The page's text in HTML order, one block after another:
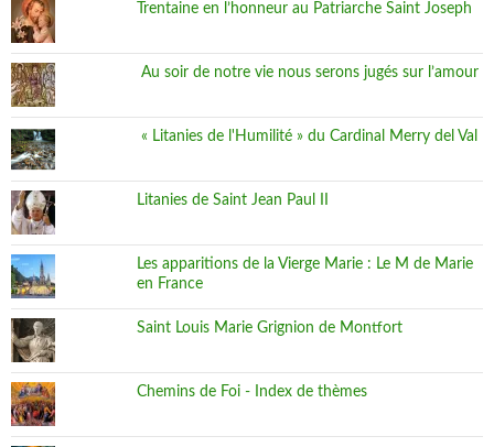
Trentaine en l’honneur au Patriarche Saint Joseph
Au soir de notre vie nous serons jugés sur l’amour
« Litanies de l'Humilité » du Cardinal Merry del Val
Litanies de Saint Jean Paul II
Les apparitions de la Vierge Marie : Le M de Marie
en France
Saint Louis Marie Grignion de Montfort
Chemins de Foi - Index de thèmes